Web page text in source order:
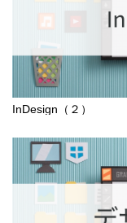
InDesign（２）